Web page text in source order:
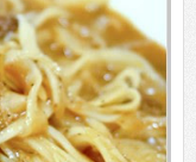
可以選擇，家看這
跟醬汁下鍋快炒而